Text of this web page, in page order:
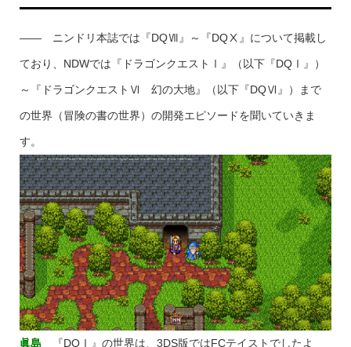
―― ニンドリ本誌では『DQⅦ』～『DQⅩ』について掲載し
ており、NDWでは『ドラゴンクエストⅠ』（以下『DQⅠ』）
～『ドラゴンクエストⅥ 幻の大地』（以下『DQⅥ』）まで
の世界（冒険の書の世界）の開発エピソードを聞いていきま
す。
眞島 『DQⅠ』の世界は、3DS版ではFCテイストでしたよ